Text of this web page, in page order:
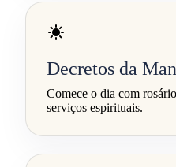
Decretos da
Comece o dia com
serviços espirituais.